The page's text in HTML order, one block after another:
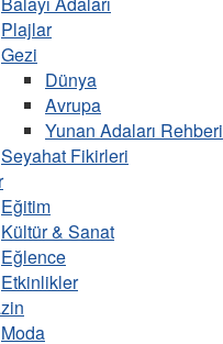
Plajlar
Gezi
Dünya
Avrupa
Yunan Adaları Rehberi
Seyahat Fikirleri
Eğitim
Kültür & Sanat
Eğlence
Etkinlikler
Moda